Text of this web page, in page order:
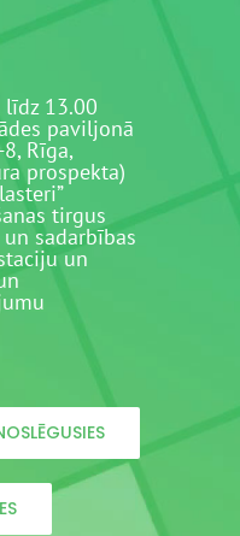
13.00
paviljonā
Rīga,
prospekta)
tirgus
sadarbības
un